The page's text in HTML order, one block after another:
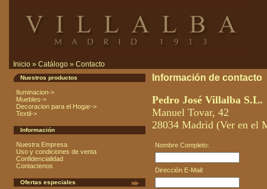
Inicio » Catálogo » Contacto
Nuestros productos
Iluminacion->
Muebles->
Decoracion para el Hogar->
Textil->
Información
Nuestra Empresa
Uso y condiciones de venta
Confidencialidad
Contactenos
Ofertas especiales
Información de contacto
Pedro José Villalba S.L.
Manuel Tovar, 42
28034 Madrid (Ver en el
Nombre Completo:
Dirección E-Mail: